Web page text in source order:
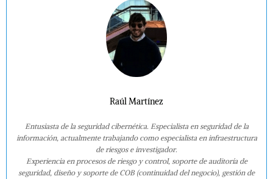
Raúl Martínez
Entusiasta de la seguridad cibernética. Especialista en seguridad de la
información, actualmente trabajando como especialista en infraestructura
de riesgos e investigador.
Experiencia en procesos de riesgo y control, soporte de auditoría de
seguridad, diseño y soporte de COB (continuidad del negocio), gestión de